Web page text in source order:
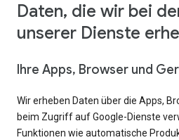
Daten, die wir bei
unserer Dienste
Ihre Apps, Browser und
Wir erheben Daten über die Apps,
beim Zugriff auf Google-Dienste
Funktionen wie automatische